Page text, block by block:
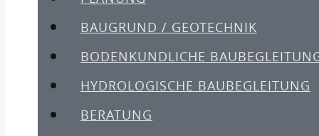
BAUGRUND / GEOTECHNIK
BODENKUNDLICHE
HYDROLOGISCHE BAUBEGLEITUNG
BERATUNG